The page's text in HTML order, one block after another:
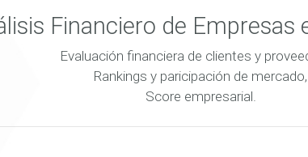
Financiero de Empresas
Evaluación financiera de clientes y
Rankings y paricipación de mercado,
Score empresarial.